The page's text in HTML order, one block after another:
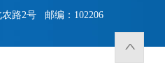
路2号 邮编：102206